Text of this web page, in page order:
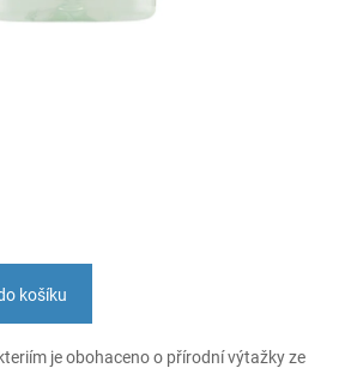
košíku
je obohaceno o přírodní výtažky ze